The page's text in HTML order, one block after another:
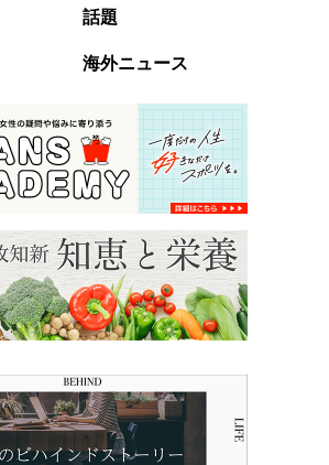
話題
海外ニュース